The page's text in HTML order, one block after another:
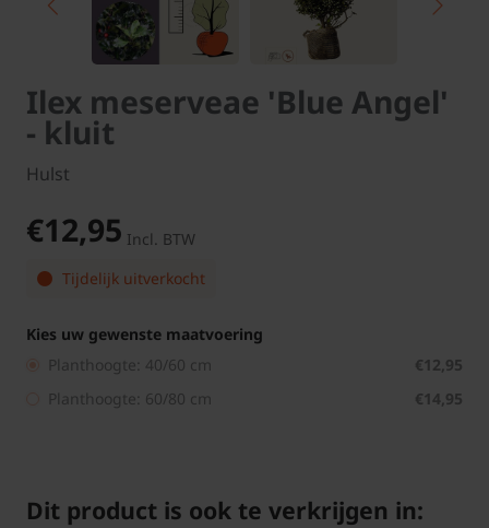
Ilex meserveae 'Blue Angel'
- kluit
Hulst
€12,95 Incl. BTW
Tijdelijk uitverkocht
Kies uw gewenste maatvoering
Planthoogte: 40/60 cm
€12,95
Planthoogte: 60/80 cm
€14,95
Dit product is ook te verkrijgen in: